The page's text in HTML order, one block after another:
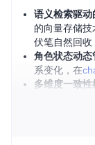
语义检索驱
的向量存储
伏笔自然回收
角色状态动态
系变化，在
多维度一致性
时间线混乱